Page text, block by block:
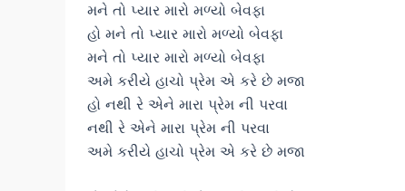
મને તો પ્યાર મારો મળ્યો બેવફા
હો મને તો પ્યાર મારો મળ્યો બેવફા
મને તો પ્યાર મારો મળ્યો બેવફા
અમે કરીયે હાચો પ્રેમ એ કરે છે મજા
હો નથી રે એને મારા પ્રેમ ની પરવા
નથી રે એને મારા પ્રેમ ની પરવા
અમે કરીયે હાચો પ્રેમ એ કરે છે મજા